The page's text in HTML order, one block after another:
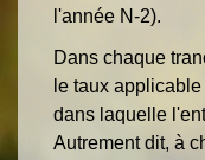
l'année N-2).
Dans chaque
le taux
dans laquelle
Autrement dit, à